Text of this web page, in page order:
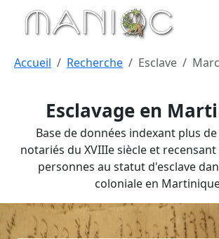
Aller au contenu principal
Esclavage en
Base de données indexant plus de
notariés du XVIIIe siècle et recensant
personnes au statut d'esclave
coloniale en
Accueil Recherche Esclave